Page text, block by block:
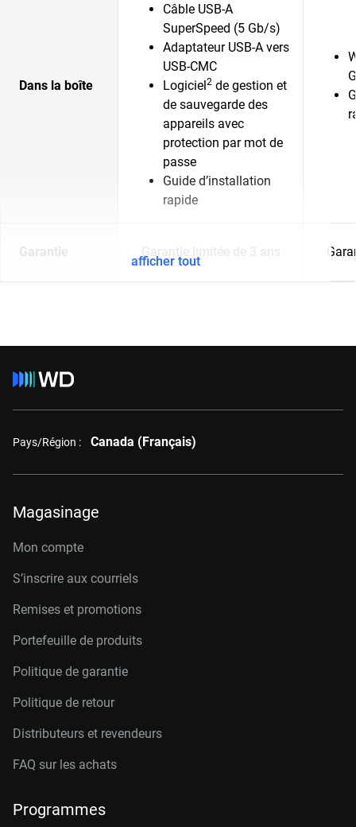
Dans la boîte
Câble USB-A
SuperSpeed (5 Gb/s)
Adaptateur USB-A vers
USB-CMC
Logiciel2 de gestion et
de sauvegarde des
appareils avec
protection par mot de
passe
Guide d’installation
rapide
Garantie Garantie limitée de 3 ans
afficher tout
Pays/Région : Canada (Français)
Magasinage
Mon compte
S’inscrire aux courriels
Remises et promotions
Portefeuille de produits
Politique de garantie
Politique de retour
Distributeurs et revendeurs
FAQ sur les achats
Programmes